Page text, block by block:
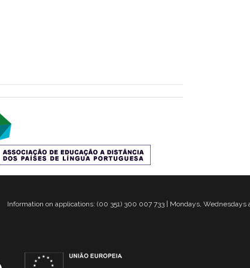
Information on applications: (00 351) 300 007 733 | Mondays,